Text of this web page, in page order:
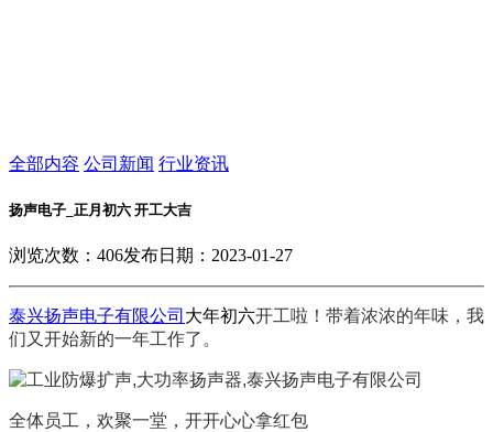
全部内容 公司新闻 行业资讯
扬声电子_正月初六 开工大吉
浏览次数： 406发布日期：2023-01-27
泰兴扬声电子有限公司 大年初六开工啦！带着浓浓的年味，我
们又开始新的一年工作了。
全体员工，欢聚一堂，开开心心拿红包